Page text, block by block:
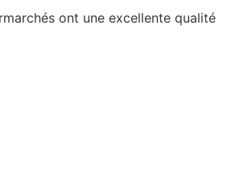
ont une excellente qualité